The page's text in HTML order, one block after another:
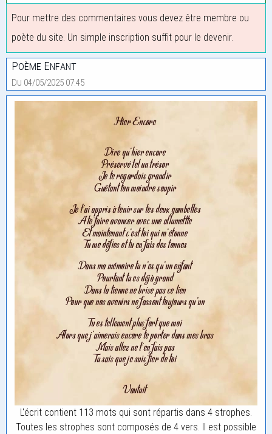
Pour mettre des commentaires vous devez être membre ou
poète du site. Un simple inscription suffit pour le devenir.
Poème Enfant
Du 04/05/2025 07:45
L'écrit contient 113 mots qui sont répartis dans 4 strophes.
Toutes les strophes sont composés de 4 vers. Il est possible